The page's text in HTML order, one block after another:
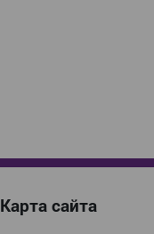
Карта сайта